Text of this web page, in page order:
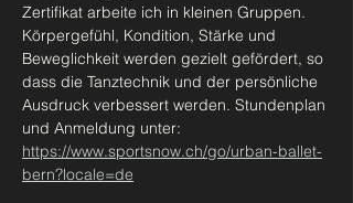
Zertifikat arbeite ich in kleinen Gruppen.
Körpergefühl, Kondition, Stärke und
Beweglichkeit werden gezielt gefördert, so
dass die Tanztechnik und der persönliche
Ausdruck verbessert werden. Stundenplan
und Anmeldung unter:
https://www.sportsnow.ch/go/urban-ballet-
bern?locale=de